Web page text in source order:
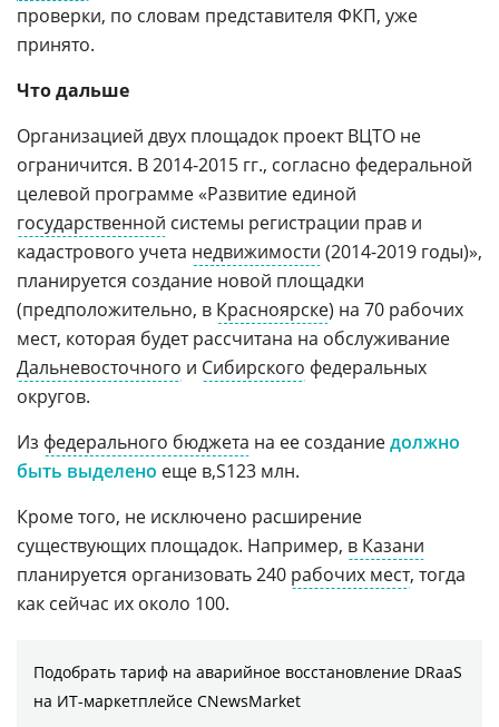
проверки, по словам представителя ФКП, уже
принято.
Что дальше
Организацией двух площадок проект ВЦТО не
ограничится. В 2014-2015 гг., согласно федеральной
целевой программе «Развитие единой
государственной системы регистрации прав и
кадастрового учета недвижимости (2014-2019 годы)»,
планируется создание новой площадки
(предположительно, в Красноярске) на 70 рабочих
мест, которая будет рассчитана на обслуживание
Дальневосточного и Сибирского федеральных
округов.
Из федерального бюджета на ее созданиедолжно
быть выделено еще
123 млн.
Кроме того, не исключено расширение
существующих площадок. Например, в Казани
планируется организовать 240 рабочих мест, тогда
как сейчас их около 100.
Подобрать тариф на аварийное восстановление DRaaS
на ИТ-маркетплейсе CNewsMarket